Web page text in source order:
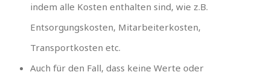
indem alle Kosten enthalten sind, wie z.B.
Entsorgungskosten, Mitarbeiterkosten,
Transportkosten etc.
Auch für den Fall, dass keine Werte oder